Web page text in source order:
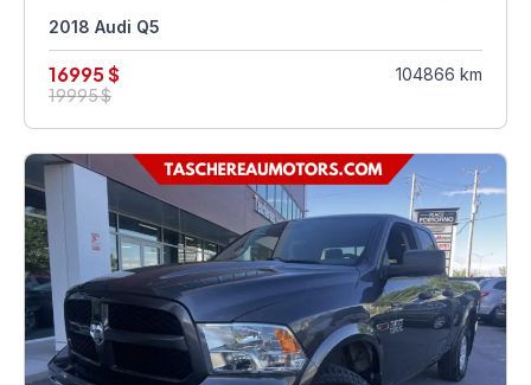
2018 Audi Q5
16995 $
19995 $
104866 km